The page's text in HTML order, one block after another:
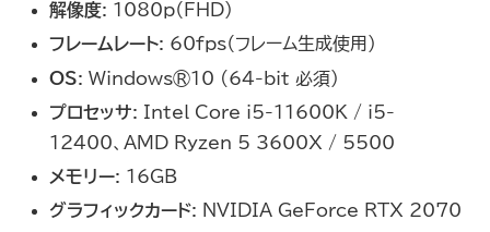
解像度: 1080p（FHD）
フレームレート: 60fps（フレーム生成使用）
OS: Windows®10 (64-bit 必須)
プロセッサ: Intel Core i5-11600K / i5-
12400、AMD Ryzen 5 3600X / 5500
メモリー: 16GB
グラフィックカード: NVIDIA GeForce RTX 2070